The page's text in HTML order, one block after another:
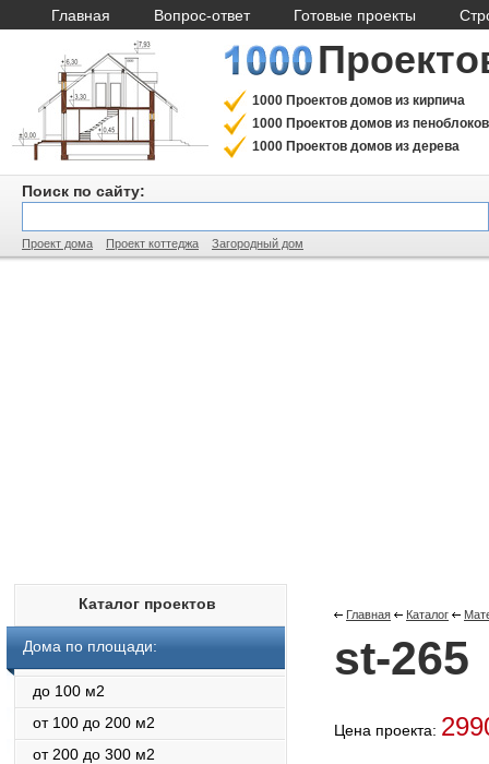
Главная Вопрос-ответ Готовые проекты
1000 Проектов домов из кирпича
1000 Проектов домов из пеноблоков
1000 Проектов домов из дерева
Поиск по сайту:
Проект дома Проект коттеджа Загородный дом
Каталог проектов
Дома по площади:
до 100 м2
от 100 до 200 м2
от 200 до 300 м2
Главная Каталог
st-265
Цена проекта: